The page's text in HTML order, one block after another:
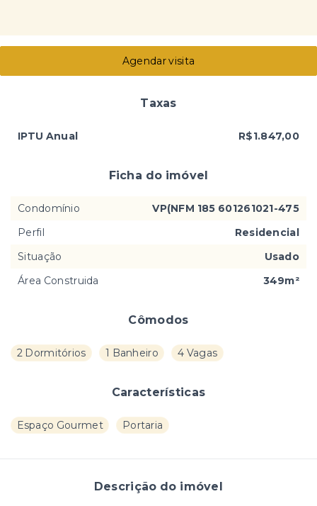
Cômodos
2 Dormitórios 1 Banheiro 4 Vagas
Características
Espaço Gourmet Portaria
Descrição do imóvel
Agendar visita
Taxas
IPTU Anual R$1.847,00
Ficha do imóvel
Condomínio
VP(NFM 185 601261021-475
Perfil
Residencial
Situação
Usado
Área Construida
349m²